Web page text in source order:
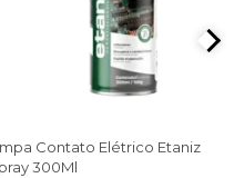
Contato Elétrico Etaniz
300Ml